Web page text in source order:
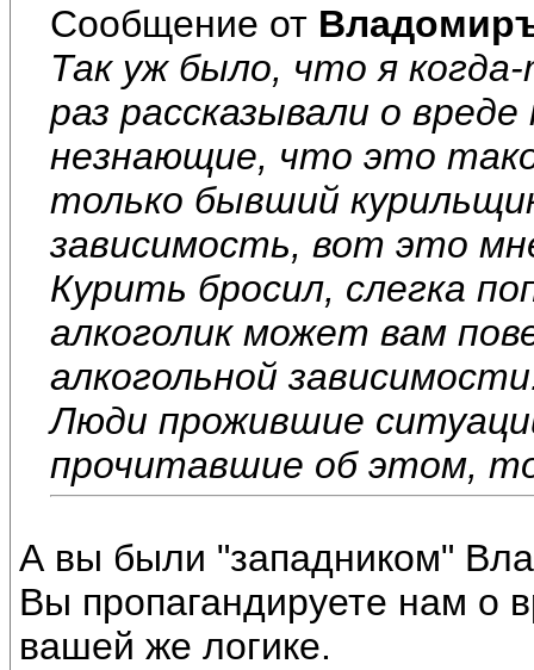
Сообщение от
Так уж было, что я
раз рассказывали о
незнающие, что это
только бывший
зависимость, вот это
Курить бросил, слегка
алкоголик может вам
алкогольной
Люди прожившие
прочитавшие об этом,
А вы были "западником"
Вы пропагандируете нам о
вашей же логике.